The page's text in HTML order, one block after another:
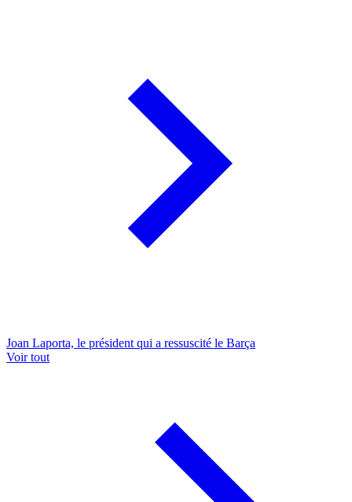
Joan Laporta, le président qui a ressuscité le Barça
Voir tout